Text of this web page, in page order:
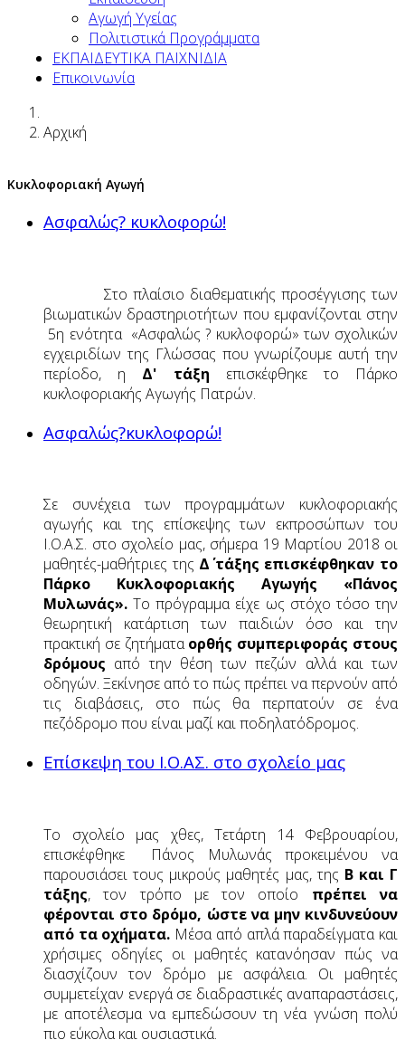
Αγωγή Υγείας
Πολιτιστικά Προγράμματα
ΕΚΠΑΙΔΕΥΤΙΚΑ ΠΑΙΧΝΙΔΙΑ
Επικοινωνία
Αρχική
Κυκλοφοριακή Αγωγή
Ασφαλώς? κυκλοφορώ!
Στο πλαίσιο διαθεματικής προσέγγισης των
βιωματικών δραστηριοτήτων που εμφανίζονται στην
5η ενότητα «Ασφαλώς ? κυκλοφορώ» των σχολικών
εγχειριδίων της Γλώσσας που γνωρίζουμε αυτή την
περίοδο, η Δ' τάξη επισκέφθηκε το Πάρκο
κυκλοφοριακής Αγωγής Πατρών.
Ασφαλώς?κυκλοφορώ!
Σε συνέχεια των προγραμμάτων κυκλοφοριακής
αγωγής και της επίσκεψης των εκπροσώπων του
Ι.Ο.Α.Σ. στο σχολείο μας, σήμερα 19 Μαρτίου 2018 οι
μαθητές-μαθήτριες της Δ΄ τάξης επισκέφθηκαν το
Πάρκο Κυκλοφοριακής Αγωγής «Πάνος
Μυλωνάς». Το πρόγραμμα είχε ως στόχο τόσο την
θεωρητική κατάρτιση των παιδιών όσο και την
πρακτική σε ζητήματαορθής συμπεριφοράς στους
δρόμους από την θέση των πεζών αλλά και των
οδηγών. Ξεκίνησε από το πώς πρέπει να περνούν από
τις διαβάσεις, στο πώς θα περπατούν σε ένα
πεζόδρομο που είναι μαζί και ποδηλατόδρομος.
Επίσκεψη του Ι.Ο.ΑΣ. στο σχολείο μας
Το σχολείο μας χθες, Τετάρτη 14 Φεβρουαρίου,
επισκέφθηκε Πάνος Μυλωνάς προκειμένου να
παρουσιάσει τους μικρούς μαθητές μας, της Β και Γ
τάξης, τον τρόπο με τον οποίο πρέπει να
φέρονται στο δρόμο, ώστε να μην κινδυνεύουν
από τα οχήματα. Μέσα από απλά παραδείγματα και
χρήσιμες οδηγίες οι μαθητές κατανόησαν πώς να
διασχίζουν τον δρόμο με ασφάλεια. Οι μαθητές
συμμετείχαν ενεργά σε διαδραστικές αναπαραστάσεις,
με αποτέλεσμα να εμπεδώσουν τη νέα γνώση πολύ
πιο εύκολα και ουσιαστικά.